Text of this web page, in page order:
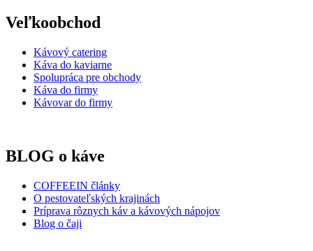
Veľkoobchod
Kávový catering
Káva do kaviarne
Spolupráca pre obchody
Káva do firmy
Kávovar do firmy
BLOG o káve
COFFEEIN články
O pestovateľských krajinách
Príprava rôznych káv a kávových nápojov
Blog o čaji